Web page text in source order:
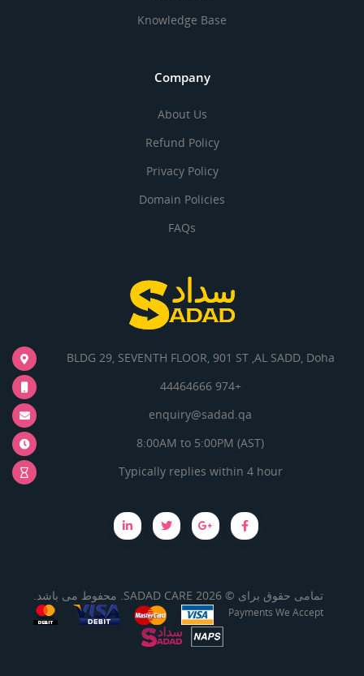
Knowledge Base
Company
About Us
Refund Policy
Privacy Policy
Domain Policies
FAQs
BLDG 29, SEVENTH FLOOR, 901 ST ,AL SADD, Doha
+974 44464666
enquiry@sadad.qa
8:00AM to 5:00PM (AST)
Typically replies within 4 hour
تمامی حقوق برای © 2026 SADAD CARE. محفوط می باشد.
Payments We Accept